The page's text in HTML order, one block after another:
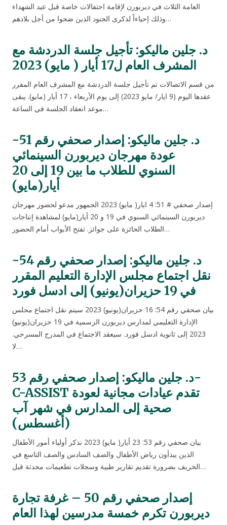
العامة الثلاث في ديربورن لإقامة احتفالات خاصة قبل عيد الشهداء
وذلك إحياءاً لذكرى الجنود الذين ضحوا من أجل بلادهم…
د. جلين ماليكو: تأجيل جلسة الدردشة مع
المشرف العام ل17 أيار ( مايو) 2023
من قسم الاتصالات تم تأجيل جلسة الدردشة مع المشرف العام المقرر
عقدها اليوم (9 ايار/ مايو 2023) إلى يوم الأربعاء ، 17 أيار (مايو). يبقى
موعد انعقاد الجلسة في الساعة…
د. جلين ماليكو: إصدار صحفي رقم 51-
عودة مهرجان ديربورن السينمائي
السنوي للطلاب ما بين 19 إلى 20
أيار(مايو)
إصدار صحفي # 51: 4 ايار( مايو) 2023 الجمهور مدعو لحضور مهرجان
ديربورن السينمائي السنوي في 19 و 20 أيار(مايو) لمشاهدة إنتاجات
الطلاب الحائزة على جوائز. تفتح الأبواب أمام الحضور…
د. جلين ماليكو: إصدار صحفي رقم 54-
نقل اجتماع مجلس الإدارة التعليم المقرر
في 19 حزيران(يونيو) إلى ادسل فورد
بيان صحفي رقم 54: 16 حزيران(يونيو) 2023 سيتم نقل اجتماع مجلس
الإدارة التعليمي لمدارس ديربورن الرسمية في 19 حزيران(يونيو)
2023 إلى ثانوية ادسل فورد. سيعقد الاجتماع في المدرج المسرحي.
لا…
د. جلين ماليكو: إصدار صحفي رقم 53-
C-ASSIST تقدم عيادات مجانية لعودة
صحية إلى المدارس في شهر آب
(أغسطس)
بيان صحفي رقم 53: 23 أيار( مايو) 2023 نذكر أولياء أمور الأطفال
الذين يبدأون رياض الأطفال والصف السادس والصف التاسع في
الخريف بضرورة تقديم تقارير طبية وسجلات تطعيمات محدثة قبل…
إصدار صحفي رقم 50 – غرفة تجارة
ديربورن تكرم خمسة مدرسين لهذا العام